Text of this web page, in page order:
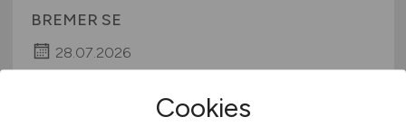
BREMER SE
28.07.2026
Cookies